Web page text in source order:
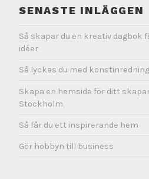
SENASTE INLÄGGEN
Så skapar du en kreativ dagbok
idéer
Så lyckas du med
Skapa en hemsida för ditt
Stockholm
Så får du ett inspirerande hem
Gör hobbyn till business